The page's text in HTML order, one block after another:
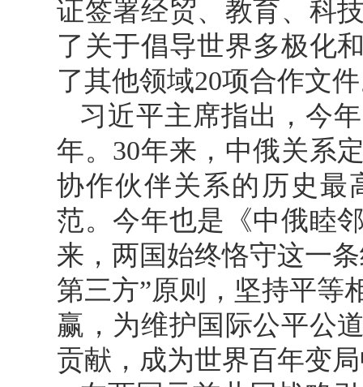
证签署经贸、教育、科
了关于倡导世界多极化
了其他领域20项合作文
习近平主席指出，今
年。30年来，中俄关系
协作伙伴关系的历史最
范。今年也是《中俄睦
来，两国始终恪守这一
第三方”原则，坚持平等
赢，为维护国际公平公
贡献，成为世界百年变